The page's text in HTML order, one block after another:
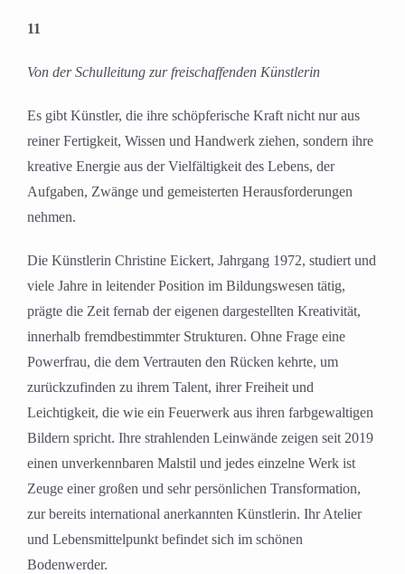
grösseres
11
Von der Schulleitung zur freischaffenden Künstlerin
Es gibt Künstler, die ihre schöpferische Kraft nicht nur aus
reiner Fertigkeit, Wissen und Handwerk ziehen, sondern ihre
kreative Energie aus der Vielfältigkeit des Lebens, der
Aufgaben, Zwänge und gemeisterten Herausforderungen
nehmen.
Die Künstlerin Christine Eickert, Jahrgang 1972, studiert und
viele Jahre in leitender Position im Bildungswesen tätig,
prägte die Zeit fernab der eigenen dargestellten Kreativität,
innerhalb fremdbestimmter Strukturen. Ohne Frage eine
Powerfrau, die dem Vertrauten den Rücken kehrte, um
zurückzufinden zu ihrem Talent, ihrer Freiheit und
Leichtigkeit, die wie ein Feuerwerk aus ihren farbgewaltigen
Bildern spricht. Ihre strahlenden Leinwände zeigen seit 2019
einen unverkennbaren Malstil und jedes einzelne Werk ist
Zeuge einer großen und sehr persönlichen Transformation,
zur bereits international anerkannten Künstlerin. Ihr Atelier
und Lebensmittelpunkt befindet sich im schönen
Bodenwerder.